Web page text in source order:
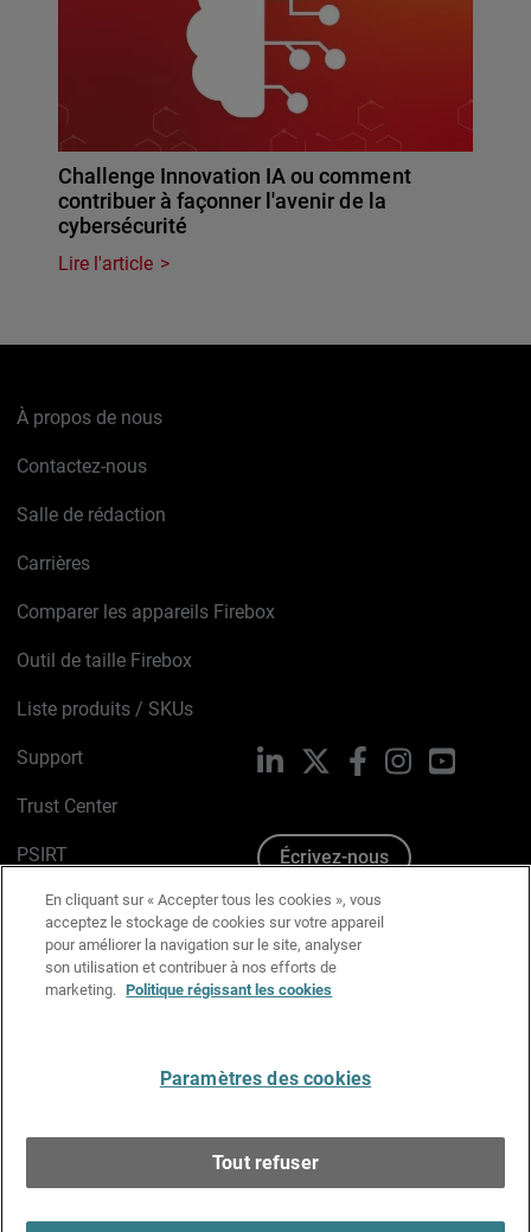
Challenge Innovation IA ou comment
contribuer à façonner l'avenir de la
cybersécurité
Lire l'article
À propos de nous
Contactez-nous
Salle de rédaction
Carrières
Comparer les appareils Firebox
Outil de taille Firebox
Liste produits / SKUs
Support
Trust Center
PSIRT
Avis sur les cookies
Politique de confidentialité
Charte Graphique
LinkedIn FacebookInstagramYouTube
Écrivez-nous
En cliquant sur « Accepter tous les cookies », vous
acceptez le stockage de cookies sur votre appareil
pour améliorer la navigation sur le site, analyser
son utilisation et contribuer à nos efforts de
marketing. Politique régissant les cookies
Paramètres des cookies
Tout refuser